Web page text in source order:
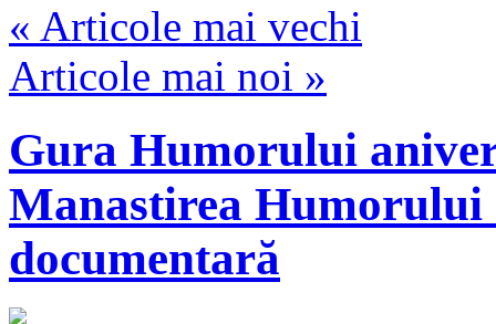
« Articole mai vechi
Articole mai noi »
Gura Humorului
Manastirea Humorului
documentară